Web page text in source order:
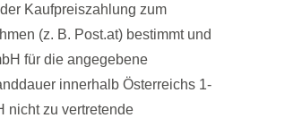
Kaufpreiszahlung zum
(z. B. Post.at) bestimmt und
für die angegebene
innerhalb Österreichs 1-
nicht zu vertretende